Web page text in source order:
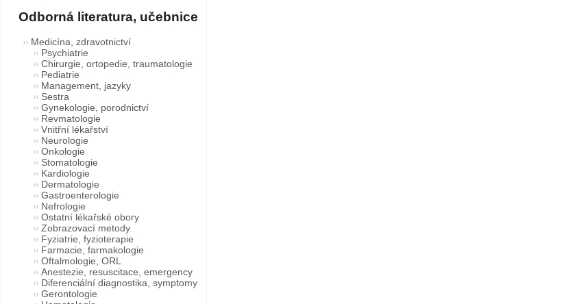
Odborná literatura, učebnice
Medicína, zdravotnictví
Psychiatrie
Chirurgie, ortopedie, traumatologie
Pediatrie
Management, jazyky
Sestra
Gynekologie, porodnictví
Revmatologie
Vnitřní lékařství
Neurologie
Onkologie
Stomatologie
Kardiologie
Dermatologie
Gastroenterologie
Nefrologie
Ostatní lékařské obory
Zobrazovací metody
Fyziatrie, fyzioterapie
Farmacie, farmakologie
Oftalmologie, ORL
Anestezie, resuscitace, emergency
Diferenciální diagnostika, symptomy
Gerontologie